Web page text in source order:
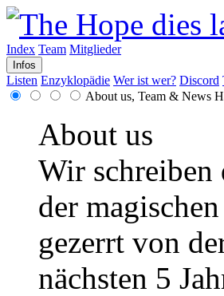
Index Team Mitglieder
Infos
Listen Enzyklopädie Wer ist wer? Discord
About us, Team & News
About us
Wir schreiben
der
gezerrt von
nächsten 5